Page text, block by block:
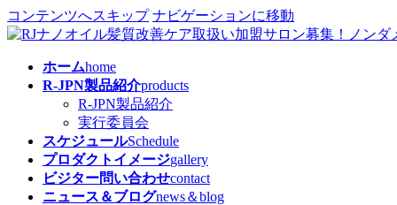
コンテンツへスキップ ナビゲーションに移動
ホームhome
R-JPN製品紹介products
R-JPN製品紹介
実行委員会
スケジュールSchedule
プロダクトイメージgallery
ビジター問い合わせcontact
ニュース＆ブログnews＆blog